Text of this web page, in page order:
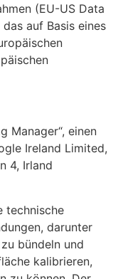
(EU-US Data
auf Basis eines
Manager“, einen
Ireland Limited,
4, Irland
technische
darunter
bündeln und
kalibrieren,